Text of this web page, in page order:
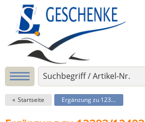
Startseite Ergänzung zu 12393/12403